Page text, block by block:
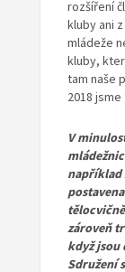
rozšíření
kluby ani
mládeže
kluby,
tam naše
2018
V
například
zároveň
když jsou
Sdružení